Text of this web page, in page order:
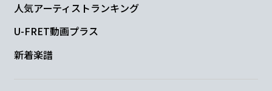
人気アーティストランキング
U-FRET動画プラス
新着楽譜